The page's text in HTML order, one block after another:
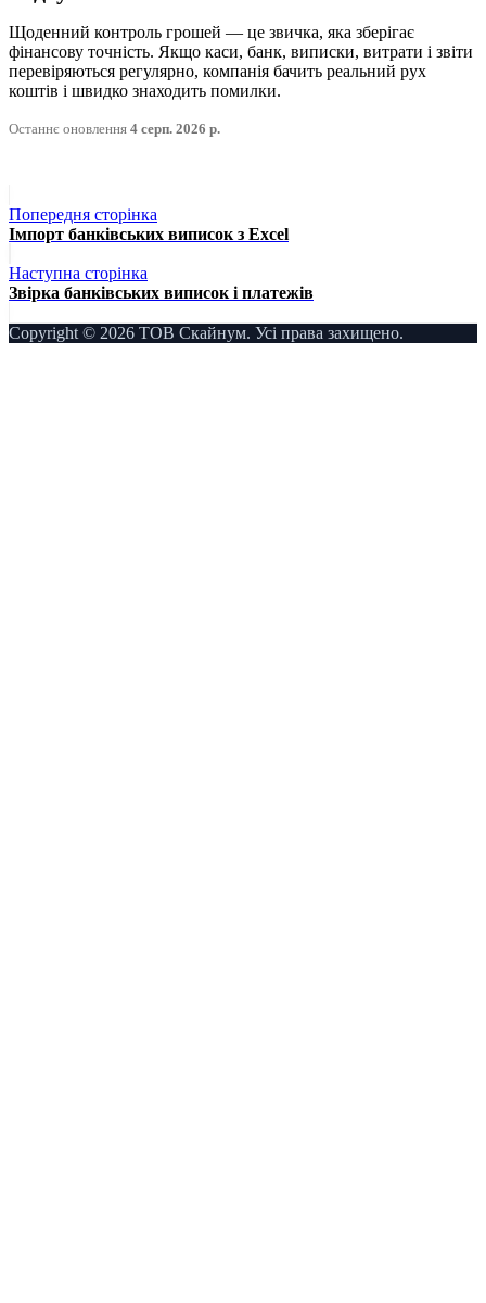
Щоденний контроль грошей — це звичка, яка зберігає
фінансову точність. Якщо каси, банк, виписки, витрати і звіти
перевіряються регулярно, компанія бачить реальний рух
коштів і швидко знаходить помилки.
Останнє оновлення 4 серп. 2026 р.
Попередня сторінка
Імпорт банківських виписок з Excel
Наступна сторінка
Звірка банківських виписок і платежів
Copyright © 2026 ТОВ Скайнум. Усі права захищено.